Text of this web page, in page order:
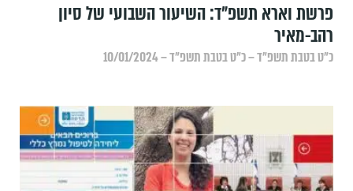
פרשת וארא תשפ"ד: השיעור השבועי של סיון
רהב-מאיר
כ״ט בטבת תשפ״ד – כ״ט בטבת תשפ״ד – 10/01/2024